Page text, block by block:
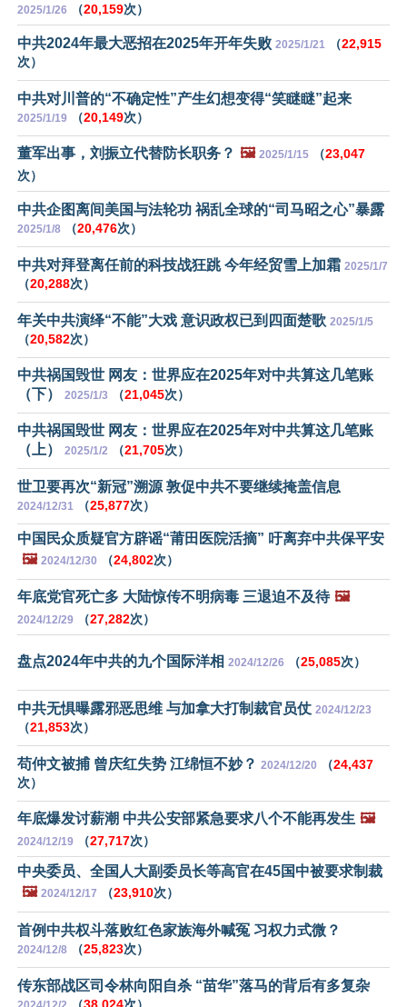
2025/1/26 （20,159次）
中共2024年最大恶招在2025年开年失败 2025/1/21 （22,915
次）
中共对川普的“不确定性”产生幻想变得“笑瞇瞇”起来
2025/1/19 （20,149次）
董军出事，刘振立代替防长职务？ 🖼️ 2025/1/15 （23,047
次）
中共企图离间美国与法轮功 祸乱全球的“司马昭之心”暴露
2025/1/8 （20,476次）
中共对拜登离任前的科技战狂跳 今年经贸雪上加霜 2025/1/7
（20,288次）
年关中共演绎“不能”大戏 意识政权已到四面楚歌 2025/1/5
（20,582次）
中共祸国毁世 网友：世界应在2025年对中共算这几笔账
（下）
2025/1/3 （21,045次）
中共祸国毁世 网友：世界应在2025年对中共算这几笔账
（上）
2025/1/2 （21,705次）
世卫要再次“新冠”溯源 敦促中共不要继续掩盖信息
2024/12/31 （25,877次）
中国民众质疑官方辟谣“莆田医院活摘” 吁离弃中共保平安
🖼️ 2024/12/30 （24,802次）
年底党官死亡多 大陆惊传不明病毒 三退迫不及待 🖼️
2024/12/29 （27,282次）
盘点2024年中共的九个国际洋相 2024/12/26 （25,085次）
中共无惧曝露邪恶思维 与加拿大打制裁官员仗 2024/12/23
（21,853次）
苟仲文被捕 曾庆红失势 江绵恒不妙？ 2024/12/20 （24,437
次）
年底爆发讨薪潮 中共公安部紧急要求八个不能再发生 🖼️
2024/12/19 （27,717次）
中央委员、全国人大副委员长等高官在45国中被要求制裁
🖼️ 2024/12/17 （23,910次）
首例中共权斗落败红色家族海外喊冤 习权力式微？
2024/12/8 （25,823次）
传东部战区司令林向阳自杀 “苗华”落马的背后有多复杂
（38,024次）